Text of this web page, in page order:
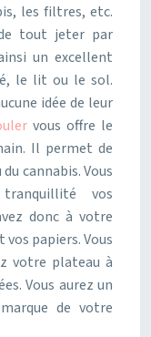
les filtres, etc.
tout jeter par
un excellent
le lit ou le sol.
idée de leur
vous offre le
Il permet de
cannabis. Vous
vos
donc à votre
papiers. Vous
votre plateau à
Vous aurez un
de votre